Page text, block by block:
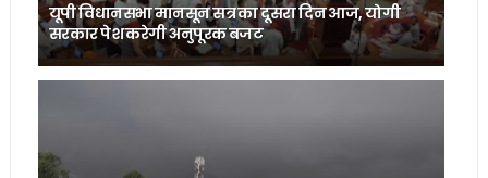
यूपी विधानसभा मानसून सत्र का दूसरा दिन आज, योगी
सरकार पेश करेगी अनुपूरक बजट